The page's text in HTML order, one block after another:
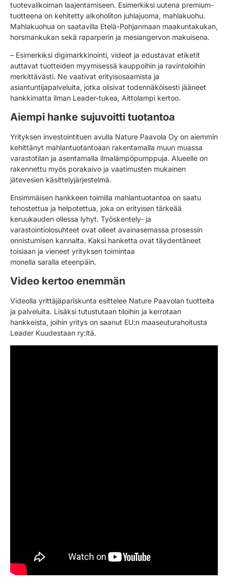
tuotevalikoiman laajentamiseen. Esimerkiksi uutena premium-
tuotteena on kehitetty alkoholiton juhlajuoma, mahlakuohu.
Mahlakuohua on saatavilla Etelä-Pohjanmaan maakuntakukan,
horsmankukan sekä raparperin ja mesiangervon makuisena.
– Esimerkiksi digimarkkinointi, videot ja edustavat etiketit
auttavat tuotteiden myymisessä kauppoihin ja ravintoloihin
merkittävästi. Ne vaativat erityisosaamista ja
asiantuntijapalveluita, jotka olisivat todennäköisesti jääneet
hankkimatta ilman Leader-tukea, Aittolampi kertoo.
Aiempi hanke sujuvoitti tuotantoa
Yrityksen investointituen avulla Nature Paavola Oy on aiemmin
kehittänyt mahlantuotantoaan rakentamalla muun muassa
varastotilan ja asentamalla ilmalämpöpumppuja. Alueelle on
rakennettu myös porakaivo ja vaatimusten mukainen
jätevesien käsittelyjärjestelmä.
Ensimmäisen hankkeen toimilla mahlantuotantoa on saatu
tehostettua ja helpotettua, joka on erityisen tärkeää
keruukauden ollessa lyhyt. Työskentely- ja
varastointiolosuhteet ovat olleet avainasemassa prosessin
onnistumisen kannalta. Kaksi hanketta ovat täydentäneet
toisiaan ja vieneet yrityksen toimintaa
monella saralla eteenpäin.
Video kertoo enemmän
Videolla yrittäjäpariskunta esittelee Nature Paavolan tuotteita
ja palveluita. Lisäksi tutustutaan tiloihin ja kerrotaan
hankkeista, joihin yritys on saanut EU:n maaseuturahoitusta
Leader Kuudestaan ry:ltä.